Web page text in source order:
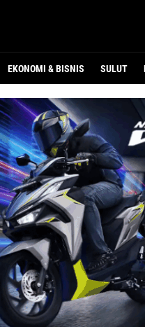
EKONOMI & BISNIS SULUT